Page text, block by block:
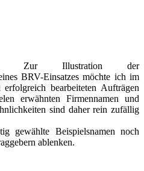
Zur Illustration der
BRV-Einsatzes möchte ich im
bearbeiteten Aufträgen
erwähnten Firmennamen und
sind daher rein zufällig
gewählte Beispielsnamen noch
ablenken.